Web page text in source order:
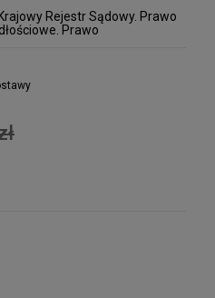
Rejestr Sądowy. Prawo
Prawo